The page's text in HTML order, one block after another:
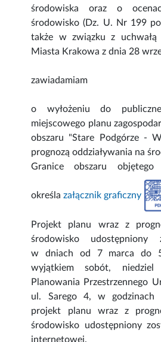
środowiska oraz o
środowisko (Dz. U. Nr 199
także w związku z uchwałą
Miasta Krakowa z dnia 28
zawiadamiam
o wyłożeniu do
miejscowego planu
obszaru "Stare Podgórze -
prognozą oddziaływania na
Granice obszaru objętego
określazałącznik graficzny
Projekt planu wraz z
środowisko
w dniach od 7 marca do
wyjątkiem sobót,
Planowania Przestrzennego
ul. Sarego 4, w godzinach
projekt planu wraz z
środowisko udostępniony
internetowej.